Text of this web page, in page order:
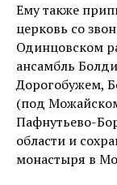
Ему также
церковь со
Одинцовском
ансамбль
Дорогобужем,
(под
Пафнутьево-
области и
монастыря в